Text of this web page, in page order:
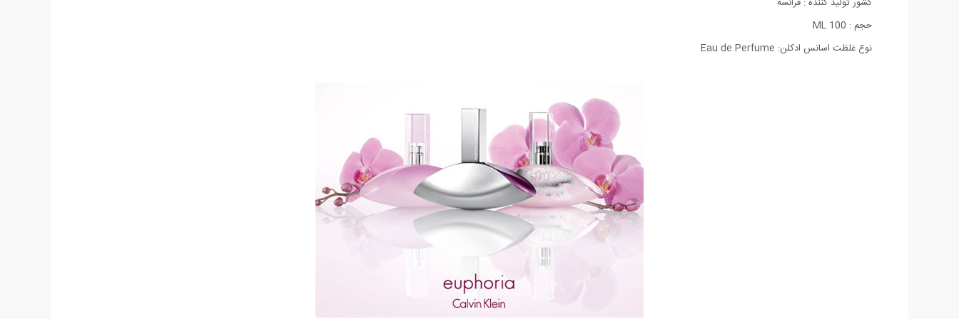
حجم : 100 ML
نوع غلظت اسانس ادکلن: Eau de Perfume